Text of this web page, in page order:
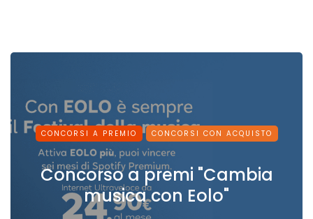
CONCORSI A PREMIO CONCORSI CON ACQUISTO
Concorso a premi "Cambia
musica con Eolo"